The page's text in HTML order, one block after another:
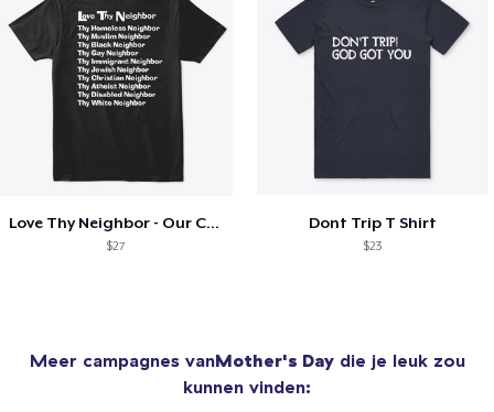
Love Thy Neighbor - Our Classic Design
$27
Dont Trip T Shirt
$23
Meer campagnes vanMother's Daydie je leuk zou
kunnen vinden: